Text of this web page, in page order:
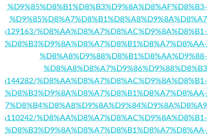
%D9%85%D8%B1%D8%B3%D9%8A%D8%AF%D8%B3-
%D9%85%D8%A7%D8%B1%D8%A8%D9%8A%D8%A7
%D8%AA%D8%A7%D8%AC%D9%8A%D8%B1-
%D8%B3%D9%8A%D8%A7%D8%B1%D8%A7%D8%AA-
%D8%A8%D9%88%D8%B1%D8%AA%D9%88-
%D8%A8%D8%A7%D9%86%D9%88%D8%B3
%D8%AA%D8%A7%D8%AC%D9%8A%D8%B1-
%D8%B3%D9%8A%D8%A7%D8%B1%D8%A7%D8%AA-
%D8%AA%D8%A7%D8%AC%D9%8A%D8%B1-
%D8%B3%D9%8A%D8%A7%D8%B1%D8%A7%D8%AA-